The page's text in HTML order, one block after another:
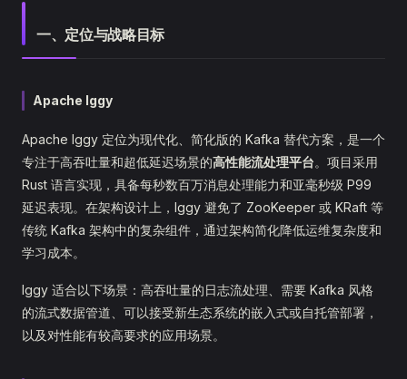
一、定位与战略目标
Apache Iggy
Apache Iggy 定位为现代化、简化版的 Kafka 替代方案，是一个
专注于高吞吐量和超低延迟场景的高性能流处理平台。项目采用
Rust 语言实现，具备每秒数百万消息处理能力和亚毫秒级 P99
延迟表现。在架构设计上，Iggy 避免了 ZooKeeper 或 KRaft 等
传统 Kafka 架构中的复杂组件，通过架构简化降低运维复杂度和
学习成本。
Iggy 适合以下场景：高吞吐量的日志流处理、需要 Kafka 风格
的流式数据管道、可以接受新生态系统的嵌入式或自托管部署，
以及对性能有较高要求的应用场景。